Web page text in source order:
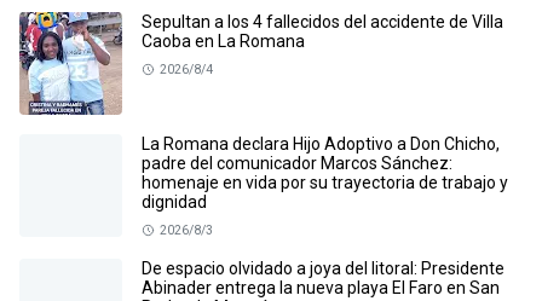
Sepultan a los 4 fallecidos del accidente de Villa
Caoba en La Romana
2026/8/4
La Romana declara Hijo Adoptivo a Don Chicho,
padre del comunicador Marcos Sánchez:
homenaje en vida por su trayectoria de trabajo y
dignidad
2026/8/3
De espacio olvidado a joya del litoral: Presidente
Abinader entrega la nueva playa El Faro en San